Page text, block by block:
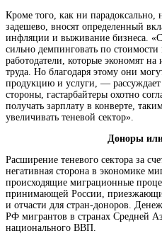
Кроме того, как ни парадоксально,
задешево, вносят определенный
инфляции и выживание бизнеса.
сильно демпинговать по
работодатели, которые экономят
труда. Но благодаря этому они
продукцию и услуги, —
стороны, гастарбайтеры охотно
получать зарплату в конверте,
увеличивать теневой сектор».
Доноры
Расширение теневого сектора за
негативная сторона в экономике
происходящие миграционные
принимающей России,
и отчасти для стран-доноров.
РФ мигрантов в странах Средней
национального ВВП.